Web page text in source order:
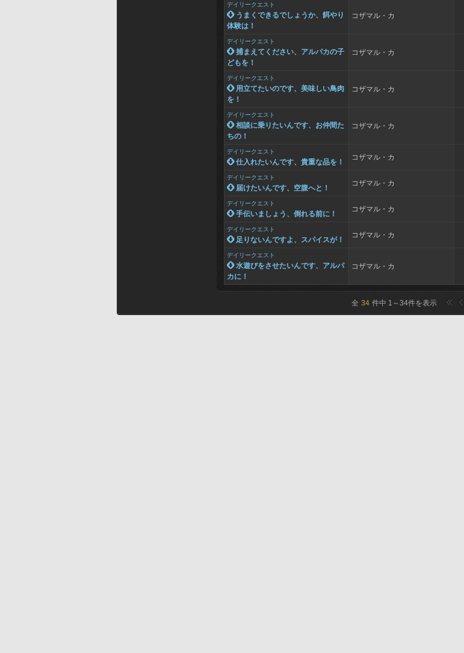
デイリークエスト
 うまくできるでしょうか、餌やり
体験は！
コザマル・カ
デイリークエスト
 捕まえてください、アルパカの子
どもを！
コザマル・カ
デイリークエスト
 用立てたいのです、美味しい鳥肉
を！
コザマル・カ
デイリークエスト
 相談に乗りたいんです、お仲間た
ちの！
コザマル・カ
デイリークエスト
 仕入れたいんです、貴重な品を！
コザマル・カ
デイリークエスト
 届けたいんです、空腹へと！
コザマル・カ
デイリークエスト
 手伝いましょう、倒れる前に！
コザマル・カ
デイリークエスト
 足りないんですよ、スパイスが！
コザマル・カ
デイリークエスト
 水遊びをさせたいんです、アルパ
カに！
コザマル・カ
全 34 件中 1 ～34件を表示